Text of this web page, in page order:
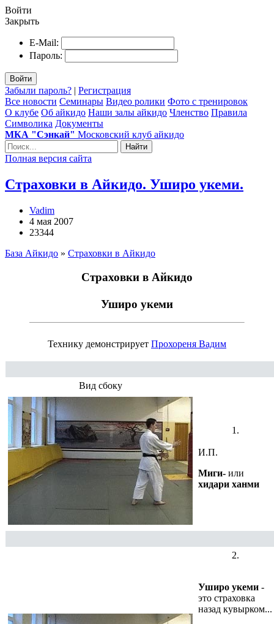
Войти
Закрыть
E-Mail:
Пароль:
Войти
Забыли пароль? | Регистрация
Все новости Семинары Видео ролики Фото с тренировок
О клубе Об айкидо Наши залы айкидо Членство Правила
Символика Документы
МКА "Сэнкай" Московский клуб айкидо
Найти
Полная версия сайта
Страховки в Айкидо. Уширо укеми.
Vadim
4 мая 2007
23344
База Айкидо » Страховки в Айкидо
Страховки в Айкидо
Уширо укеми
Технику демонстрирует Прохореня Вадим
Вид сбоку
1.
И.П.
Миги- или
хидари ханми
2.
Уширо укеми -
это страховка
назад кувырком...